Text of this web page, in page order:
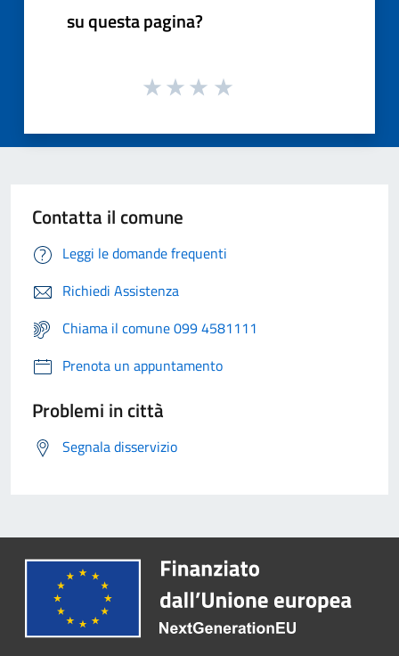
su questa pagina?
Contatta il comune
Leggi le domande frequenti
Richiedi Assistenza
Chiama il comune 099 4581111
Prenota un appuntamento
Problemi in città
Segnala disservizio